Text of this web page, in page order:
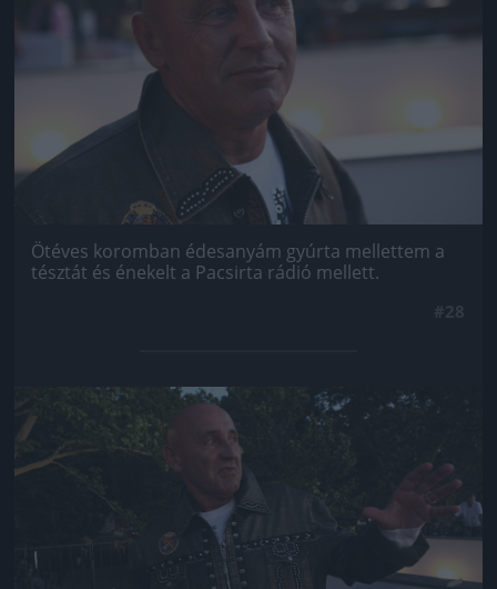
Ötéves koromban édesanyám gyúrta mellettem a
tésztát és énekelt a Pacsirta rádió mellett.
Jön még kép!